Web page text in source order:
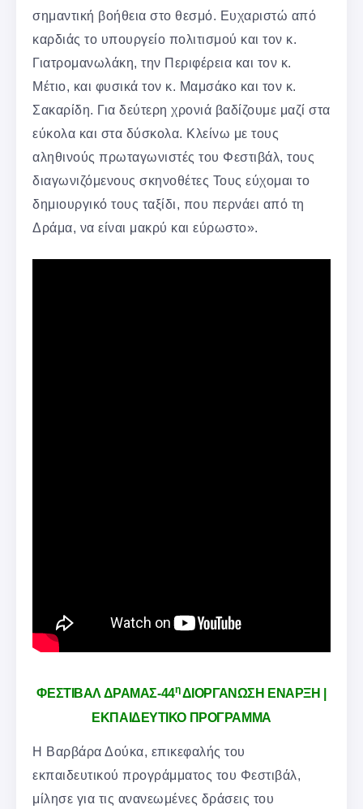
σημαντική βοήθεια στο θεσμό. Ευχαριστώ από
καρδιάς το υπουργείο πολιτισμού και τον κ.
Γιατρομανωλάκη, την Περιφέρεια και τον κ.
Μέτιο, και φυσικά τον κ. Μαμσάκο και τον κ.
Σακαρίδη. Για δεύτερη χρονιά βαδίζουμε μαζί στα
εύκολα και στα δύσκολα. Κλείνω με τους
αληθινούς πρωταγωνιστές του Φεστιβάλ, τους
διαγωνιζόμενους σκηνοθέτες Τους εύχομαι το
δημιουργικό τους ταξίδι, που περνάει από τη
Δράμα, να είναι μακρύ και εύρωστο».
ΦΕΣΤΙΒΑΛ ΔΡΑΜΑΣ-44ηΔΙΟΡΓΑΝΩΣΗ ΕΝΑΡΞΗ |
ΕΚΠΑΙΔΕΥΤΙΚΟ ΠΡΟΓΡΑΜΜΑ
Η Βαρβάρα Δούκα, επικεφαλής του
εκπαιδευτικού προγράμματος του Φεστιβάλ,
μίλησε για τις ανανεωμένες δράσεις του